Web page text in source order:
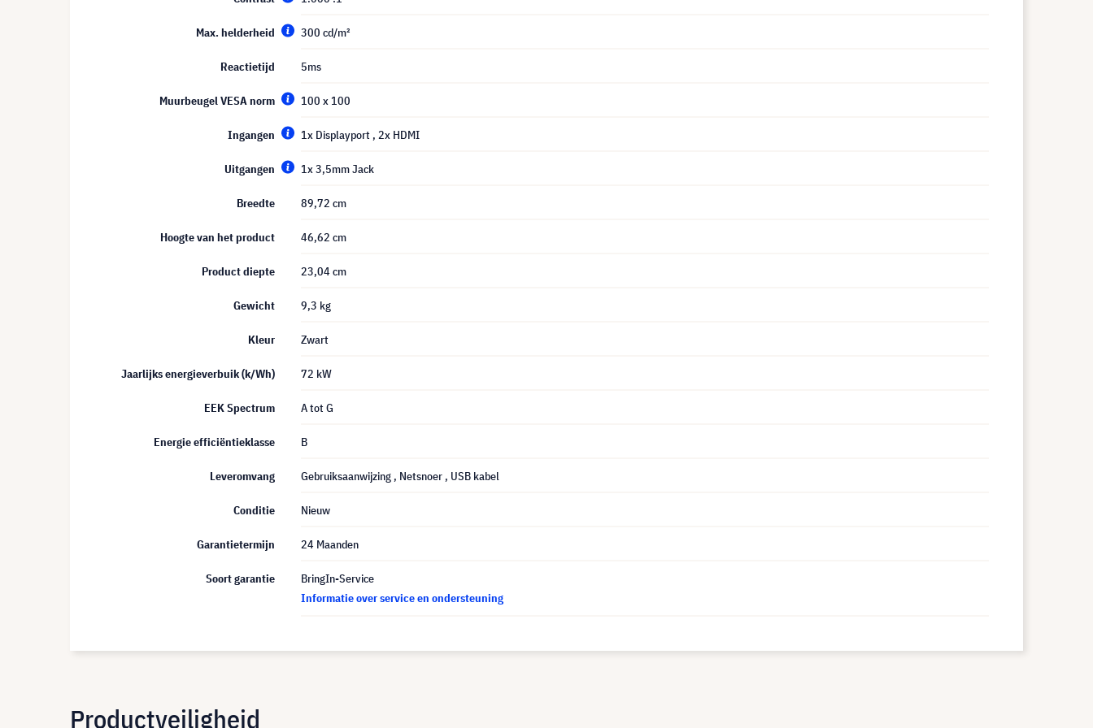
Max. helderheid 300 cd/m²
Reactietijd 5ms
Muurbeugel VESA norm 100 x 100
Ingangen 1x Displayport , 2x HDMI
Uitgangen 1x 3,5mm Jack
Breedte 89,72 cm
Hoogte van het product 46,62 cm
Product diepte 23,04 cm
Gewicht 9,3 kg
Kleur Zwart
Jaarlijks energieverbuik (k/Wh) 72 kW
EEK Spectrum A tot G
Energie efficiëntieklasse B
Leveromvang Gebruiksaanwijzing , Netsnoer , USB kabel
Conditie Nieuw
Garantietermijn 24 Maanden
Soort garantie
BringIn-Service
Informatie over service en ondersteuning
Productveiligheid